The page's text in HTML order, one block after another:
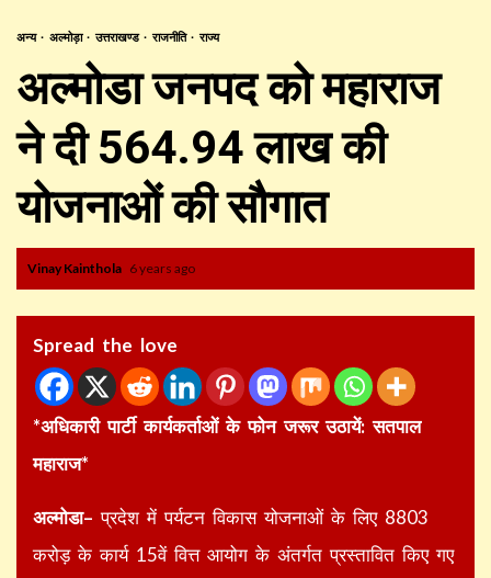
अन्य अल्मोड़ा उत्तराखण्ड राजनीति राज्य
अल्मोडा जनपद को महाराज
ने दी 564.94 लाख की
योजनाओं की सौगात
Vinay Kainthola 6 years ago
Spread the love
*अधिकारी पार्टी कार्यकर्ताओं के फोन जरूर उठायें: सतपाल
महाराज*
अल्मोडा– प्रदेश में पर्यटन विकास योजनाओं के लिए 8803
करोड़ के कार्य 15वें वित्त आयोग के अंतर्गत प्रस्तावित किए गए